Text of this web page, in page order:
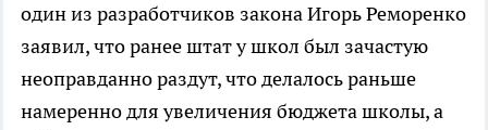
один из разработчиков закона Игорь Реморенко
заявил, что ранее штат у школ был зачастую
неоправданно раздут, что делалось раньше
намеренно для увеличения бюджета школы, а